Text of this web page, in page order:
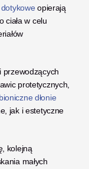
opierają
ciała w celu
przewodzących
protetycznych,
bioniczne dłonie
jak i estetyczne
kolejną
małych